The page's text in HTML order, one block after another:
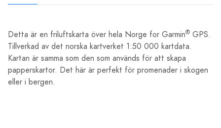
Detta är en friluftskarta över hela Norge for Garmin® GPS.
Tillverkad av det norska kartverket 1:50 000 kartdata.
Kartan är samma som den som används för att skapa
papperskartor. Det här är perfekt för promenader i skogen
eller i bergen.